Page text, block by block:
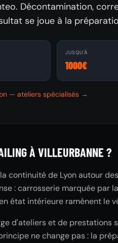
Décontamination,
se joue à la
JUSQU'À
1000€
— ateliers spécialisés →
À VILLEURBANNE ?
continuité de Lyon autour
: carrosserie marquée par
état intérieure ramènent le
d'ateliers et de prestations
ne change pas : la